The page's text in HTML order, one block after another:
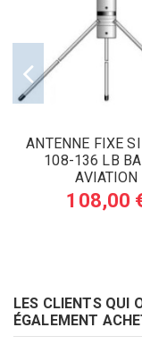
ANTENNE FIXE
108-136 LB
AVIATION
108,00
LES CLIENTS QUI
ÉGALEMENT